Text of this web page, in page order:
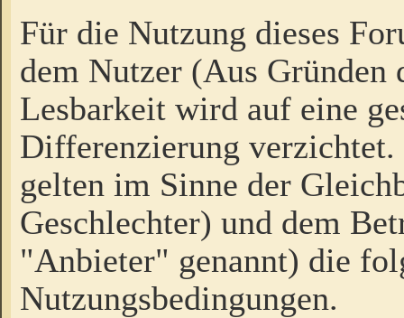
Für die Nutzung dieses
dem Nutzer (Aus Gründen
Lesbarkeit wird auf eine
Differenzierung
gelten im Sinne der
Geschlechter) und dem
"Anbieter" genannt) die
Nutzungsbedingungen.